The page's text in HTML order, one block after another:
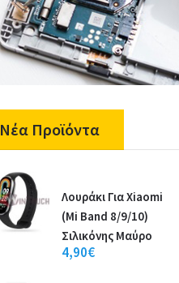
Νέα Προϊόντα
Λουράκι Για Xiaomi
(Mi Band 8/9/10)
Σιλικόνης Μαύρο
4,90€